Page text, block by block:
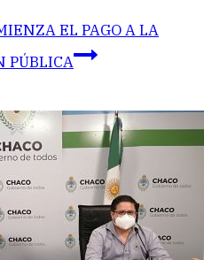
EL PAGO A LA
PÚBLICA